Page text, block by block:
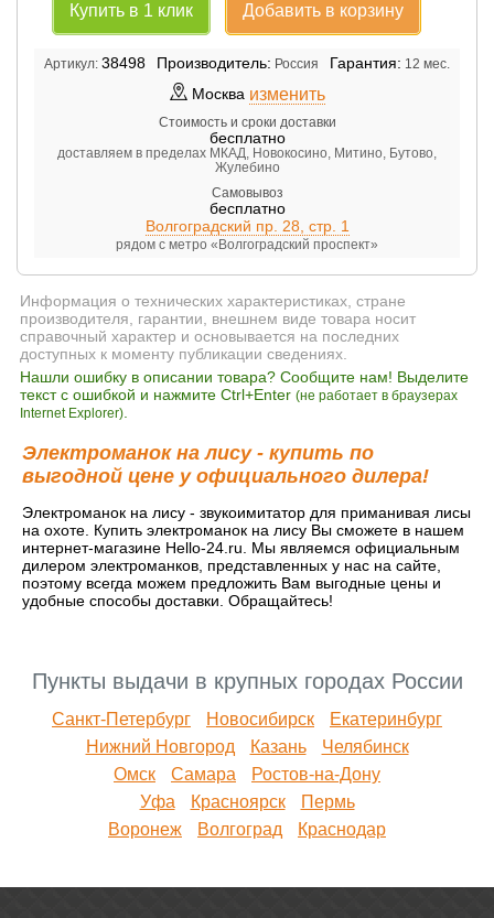
Купить в 1 клик Добавить в корзину
Артикул: 38498 Производитель: Россия Гарантия: 12 мес.
Москва изменить
Стоимость и сроки доставки
бесплатно
доставляем в пределах МКАД, Новокосино, Митино, Бутово,
Жулебино
Самовывоз
бесплатно
Волгоградский пр. 28, стр. 1
рядом с метро «Волгоградский проспект»
Информация о технических характеристиках, стране
производителя, гарантии, внешнем виде товара носит
справочный характер и основывается на последних
доступных к моменту публикации сведениях.
Нашли ошибку в описании товара? Сообщите нам! Выделите
текст с ошибкой и нажмите Ctrl+Enter (не работает в браузерах
Internet Explorer)
Электроманок на лису - купить по
выгодной цене у официального дилера!
Электроманок на лису - звукоимитатор для приманивая лисы
на охоте. Купить электроманок на лису Вы сможете в нашем
интернет-магазине Hello-24.ru. Мы являемся официальным
дилером электроманков, представленных у нас на сайте,
поэтому всегда можем предложить Вам выгодные цены и
удобные способы доставки. Обращайтесь!
Пункты выдачи в крупных городах России
Санкт-Петербург Новосибирск
Екатеринбург
Нижний Новгород
Казань
Челябинск
Омск
Самара
Ростов-на-Дону
Уфа
Красноярск
Пермь
Воронеж
Волгоград Краснодар